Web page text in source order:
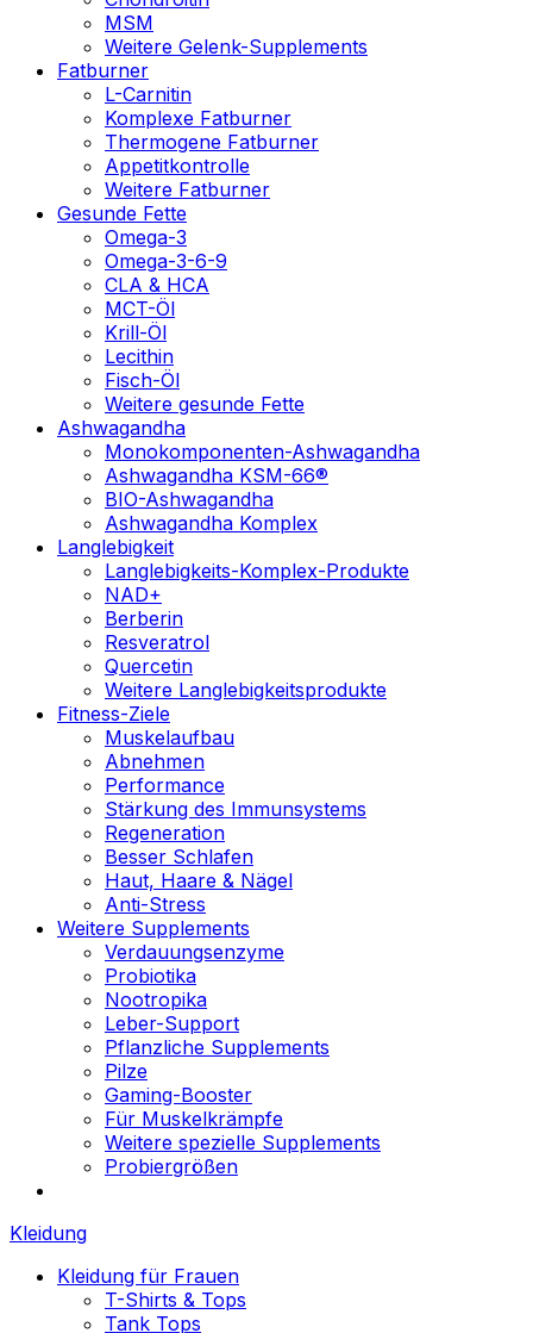
MSM
Weitere Gelenk-Supplements
Fatburner
L-Carnitin
Komplexe Fatburner
Thermogene Fatburner
Appetitkontrolle
Weitere Fatburner
Gesunde Fette
Omega-3
Omega-3-6-9
CLA & HCA
MCT-Öl
Krill-Öl
Lecithin
Fisch-Öl
Weitere gesunde Fette
Ashwagandha
Monokomponenten-Ashwagandha
Ashwagandha KSM-66®
BIO-Ashwagandha
Ashwagandha Komplex
Langlebigkeit
Langlebigkeits-Komplex-Produkte
NAD+
Berberin
Resveratrol
Quercetin
Weitere Langlebigkeitsprodukte
Fitness-Ziele
Muskelaufbau
Abnehmen
Performance
Stärkung des Immunsystems
Regeneration
Besser Schlafen
Haut, Haare & Nägel
Anti-Stress
Weitere Supplements
Verdauungsenzyme
Probiotika
Nootropika
Leber-Support
Pflanzliche Supplements
Pilze
Gaming-Booster
Für Muskelkrämpfe
Weitere spezielle Supplements
Probiergrößen
Kleidung
Kleidung für Frauen
T-Shirts & Tops
Tank Tops